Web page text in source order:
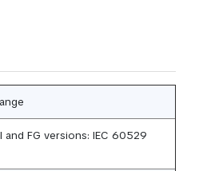
and FG versions: IEC 60529